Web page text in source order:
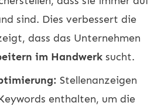
sind. Dies verbessert die
dass das Unternehmen
im Handwerk sucht.
Stellenanzeigen
enthalten, um die